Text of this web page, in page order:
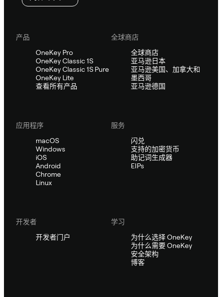
产品
OneKey Pro
OneKey Classic 1S
OneKey Classic 1S Pure
OneKey Lite
查看所有产品
全球商店
全球商店
亚马逊日本
亚马逊美国、加拿大和
墨西哥
亚马逊德国
应用程序
macOS
Windows
iOS
Android
Chrome
Linux
服务
闪兑
支持的加密货币
助记词生成器
EIPs
开发者
开发者门户
学习
为什么选择 OneKey
为什么需要 OneKey
安全架构
博客